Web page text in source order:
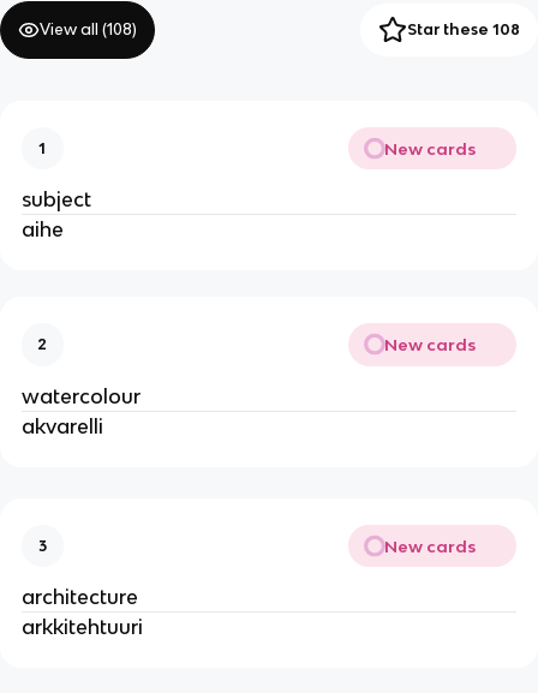
View all (108) Star these 108
1 New cards
subject
aihe
2 New cards
watercolour
akvarelli
3 New cards
architecture
arkkitehtuuri